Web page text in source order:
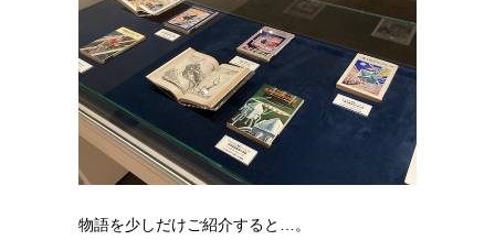
物語を少しだけご紹介すると…。